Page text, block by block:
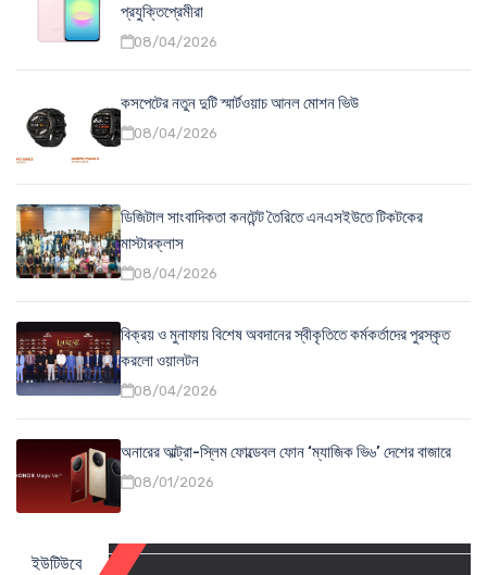
প্রযুক্তিপ্রেমীরা
08/04/2026
কসপেটের নতুন দুটি স্মার্টওয়াচ আনল মোশন ভিউ
08/04/2026
ডিজিটাল সাংবাদিকতা কনটেন্ট তৈরিতে এনএসইউতে টিকটকের
মাস্টারক্লাস
08/04/2026
বিক্রয় ও মুনাফায় বিশেষ অবদানের স্বীকৃতিতে কর্মকর্তাদের পুরস্কৃত
করলো ওয়ালটন
08/04/2026
অনারের আল্ট্রা-স্লিম ফোল্ডেবল ফোন ‘ম্যাজিক ভি৬’ দেশের বাজারে
08/01/2026
ইউটিউবে